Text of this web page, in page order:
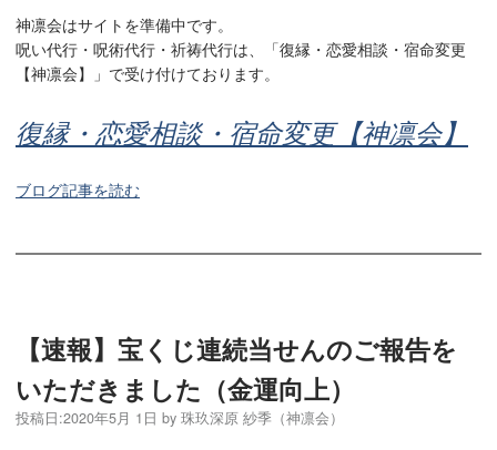
神凛会はサイトを準備中です。
呪い代行・呪術代行・祈祷代行は、「復縁・恋愛相談・宿命変更
【神凛会】」で受け付けております。
復縁・恋愛相談・宿命変更【神凛会】
ブログ記事を読む
【速報】宝くじ連続当せんのご報告を
いただきました（金運向上）
投稿日:2020年5月 1日 by 珠玖深原 紗季（神凛会）